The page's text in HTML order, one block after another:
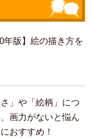
年版】絵の描き方を
」や「絵柄」につ
画力がないと悩ん
おすすめ！